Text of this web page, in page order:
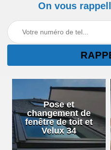
On vous
Pose et
changement de
fenêtre de toit et
Velux 34